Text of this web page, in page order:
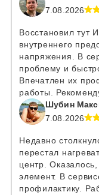
7.08.2026
Восстановил тут
внутреннего
напряжения. В
проблему и
Впечатлен их
работы.
Шубин
7.08.2026
Недавно
перестал
центр.
элемент. В
профилактику.